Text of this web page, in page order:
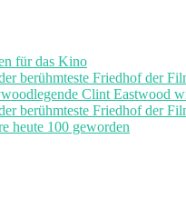
für das Kino
Friedhof der
Clint Eastwood
Friedhof der
heute 100 geworden